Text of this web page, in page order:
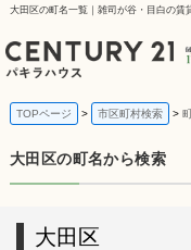
大田区の町名一覧｜雑司が谷・目白の賃
TOPページ 市区町村検索
大田区の町名から検索
大田区